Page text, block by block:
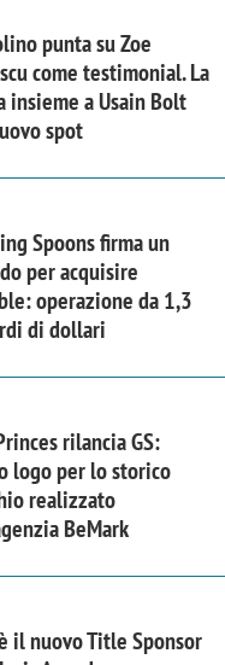
punta su Zoe
come testimonial. La
insieme a Usain Bolt
spot
Spoons firma un
per acquisire
operazione da 1,3
di dollari
rilancia GS:
logo per lo storico
realizzato
BeMark
il nuovo Title Sponsor